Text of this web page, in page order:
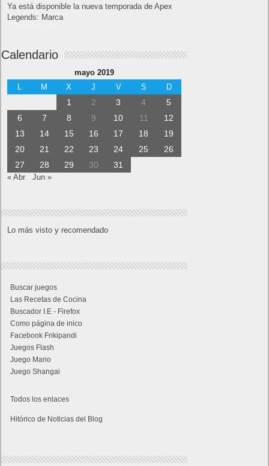
Ya está disponible la nueva temporada de Apex
Legends: Marca
Calendario
mayo 2019
L
M X J V S D
1 2 3 4
5
6
7 8 9 10 11
12
13
14 15 16 17 18
19
20
21 22 23 24 25
26
27
28 29 30 31
« Abr Jun »
Lo más visto y recomendado
Buscar juegos
Las Recetas de Cocina
Buscador I.E - Firefox
Como página de inico
Facebook Frikipandi
Juegos Flash
Juego Mario
Juego Shangai
Todos los enlaces
Hitórico de Noticias del Blog